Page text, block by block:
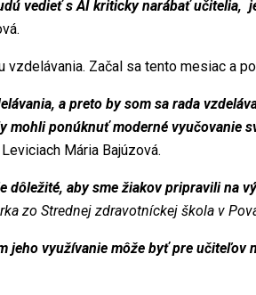
vedieť s AI kriticky narábať učitelia,
Začal sa tento mesiac a
a preto by som sa rada
ponúknuť moderné vyučovanie
Mária Bajúzová.
aby sme žiakov pripravili na
zo Strednej zdravotníckej škola v
jeho využívanie môže byť pre učiteľov